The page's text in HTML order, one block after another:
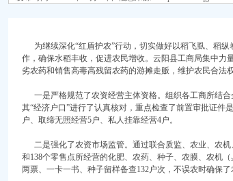
资）
为继续深化“红盾护农”行动，切实做好以稻飞虱、稻
作，确保水稻丰收，促进农民增收。云阳县工商局集中力
劣农药和销售高毒高残留农药的游摊走贩，维护农民合法
一是严格规范了农资经营主体资格。组织各工商所结
其“经济户口”进行了认真核对，重点检查了前置审批证件
户、取缔无照经营5户、私人挂靠经营4户。
二是强化了农资市场监管。通过联合质监、农业、农机
和138个零售点所经营的化肥、农药、种子、农膜、农机
两票、一卡一书、种子留样备查132户次，不误农时确保了